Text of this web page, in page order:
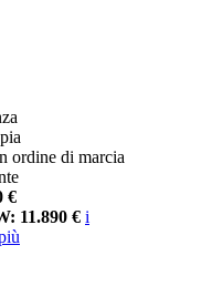
ordine di marcia
€
11.890 € i